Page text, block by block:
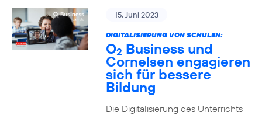
15. Juni 2023
DIGITALISIERUNG VON SCHULEN:
O2 Business und
Cornelsen engagieren
sich für bessere
Bildung
Die Digitalisierung des Unterrichts